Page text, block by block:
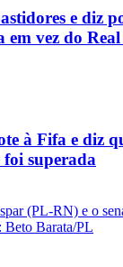
e diz
em vez do
à Fifa e diz
superada